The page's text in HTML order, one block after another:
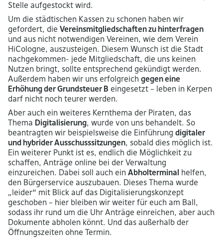
Stelle aufgestockt wird.
Um die städtischen Kassen zu schonen haben wir
gefordert, die Vereinsmitgliedschaften zu hinterfragen
und aus nicht notwendigen Vereinen, wie dem Verein
HiCologne, auszusteigen. Diesem Wunsch ist die Stadt
nachgekommen- jede Mitgliedschaft, die uns keinen
Nutzen bringt, sollte entsprechend gekündigt werden.
Außerdem haben wir uns erfolgreich gegen eine
Erhöhung der Grundsteuer B eingesetzt – leben in Kerpen
darf nicht noch teurer werden.
Aber auch ein weiteres Kernthema der Piraten, das
Thema Digitalisierung, wurde von uns behandelt. So
beantragten wir beispielsweise die Einführung digitaler
und hybrider Ausschusssitzungen, sobald dies möglich ist.
Ein weiterer Punkt ist es, endlich die Möglichkeit zu
schaffen, Anträge online bei der Verwaltung
einzureichen. Dabei soll auch ein Abholterminal helfen,
den Bürgerservice auszubauen. Dieses Thema wurde
„leider“ mit Blick auf das Digitalisierungskonzept
geschoben – hier bleiben wir weiter für euch am Ball,
sodass ihr rund um die Uhr Anträge einreichen, aber auch
Dokumente abholen könnt. Und das außerhalb der
Öffnungszeiten ohne Termin.